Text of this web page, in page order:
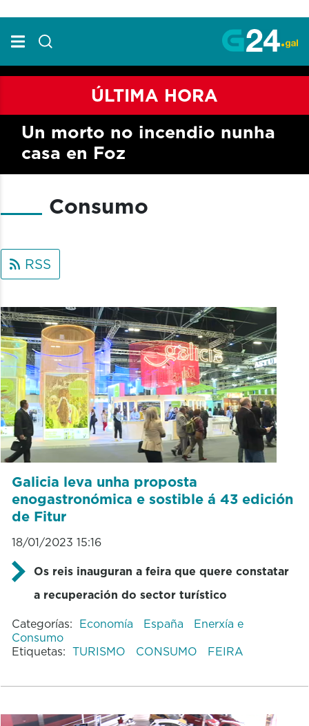
ÚLTIMA HORA
Un morto no incendio nunha
casa en Foz
Consumo
RSS
Galicia leva unha proposta
enogastronómica e sostible á 43 edición
de Fitur
18/01/2023 15:16
Os reis inauguran a feira que quere constatar
a recuperación do sector turístico
Categorías: Economía España
Enerxía e
Consumo
Etiquetas: TURISMO CONSUMO FEIRA